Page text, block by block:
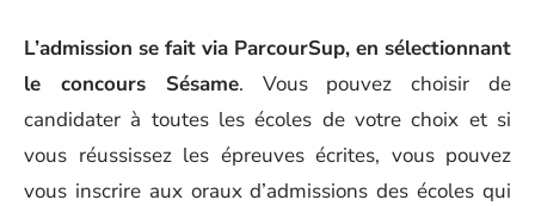
L’admission se fait via ParcourSup, en sélectionnant
le concours Sésame. Vous pouvez choisir de
candidater à toutes les écoles de votre choix et si
vous réussissez les épreuves écrites, vous pouvez
vous inscrire aux oraux d’admissions des écoles qui